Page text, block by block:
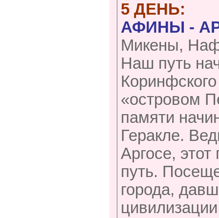
5 ДЕНЬ:
АФИНЫ -
Микены,
Наш путь
«островом
памяти
Геракле.
Аргосе, этот
путь.
города,